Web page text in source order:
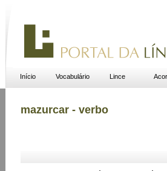
Início Vocabulário Lince
mazurcar - verbo